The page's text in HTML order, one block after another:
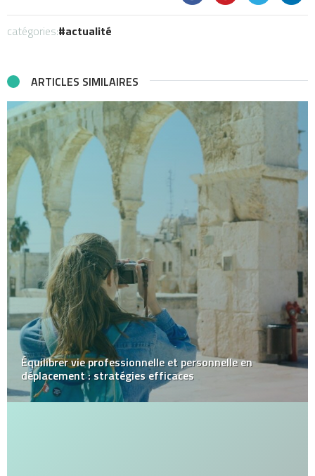
catégories: actualité
ARTICLES SIMILAIRES
Équilibrer vie professionnelle et personnelle en
déplacement : stratégies efficaces